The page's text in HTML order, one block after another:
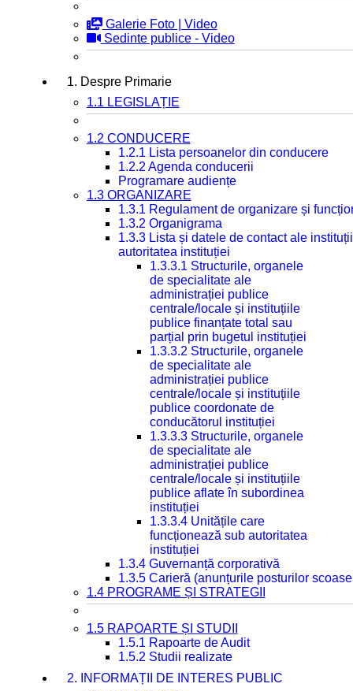
Galerie Foto | Video
Sedinte publice - Video
1. Despre Primarie
1.1 LEGISLAȚIE
1.2 CONDUCERE
1.2.1 Lista persoanelor din conducere
1.2.2 Agenda conducerii
Programare audiențe
1.3 ORGANIZARE
1.3.1 Regulament de organizare și
1.3.2 Organigrama
1.3.3 Lista și datele de contact ale
autoritatea instituției
1.3.3.1 Structurile, organele
de specialitate ale
administrației publice
centrale/locale și instituțiile
publice finanțate total sau
parțial prin bugetul instituției
1.3.3.2 Structurile, organele
de specialitate ale
administrației publice
centrale/locale și instituțiile
publice coordonate de
conducătorul instituției
1.3.3.3 Structurile, organele
de specialitate ale
administrației publice
centrale/locale și instituțiile
publice aflate în subordinea
instituției
1.3.3.4 Unitățile care
funcționează sub autoritatea
instituției
1.3.4 Guvernanță corporativă
1.3.5 Carieră (anunțurile posturilor
1.4 PROGRAME ȘI STRATEGII
1.5 RAPOARTE ȘI STUDII
1.5.1 Rapoarte de Audit
1.5.2 Studii realizate
2. INFORMAȚII DE INTERES PUBLIC